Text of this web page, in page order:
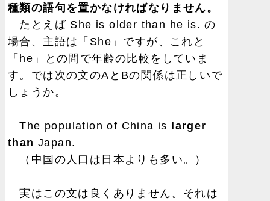
種類の語句を置かなければなりません。
たとえば She is older than he is. の
場合、主語は「She」ですが、これと
「he」との間で年齢の比較をしていま
す。では次の文のAとBの関係は正しいで
しょうか。
The population of China is
larger
than Japan.
（中国の人口は日本よりも多い。）
実はこの文は良くありません。それは